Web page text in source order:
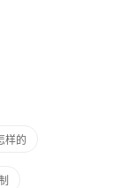
样的